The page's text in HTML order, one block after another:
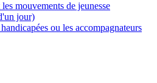
mouvements de jeunesse
jour)
ou les accompagnateurs